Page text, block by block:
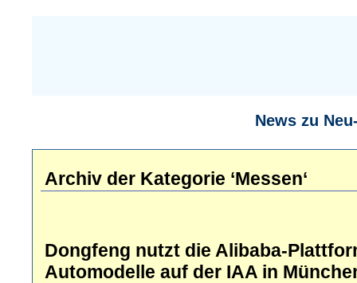
News zu
Archiv der Kategorie ‘Messen‘
Dongfeng nutzt die Alibaba-
Automodelle auf der IAA in